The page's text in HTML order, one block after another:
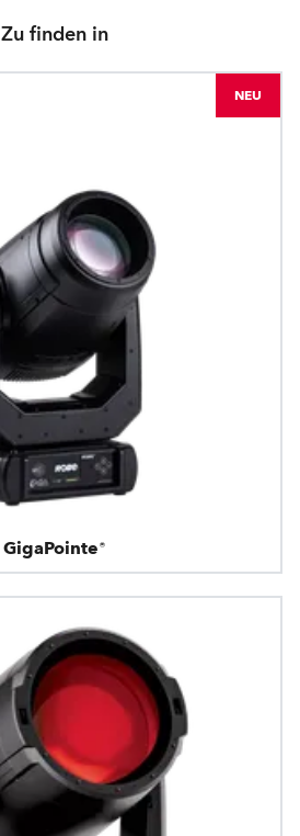
Zu finden in
GigaPointe®
NEU